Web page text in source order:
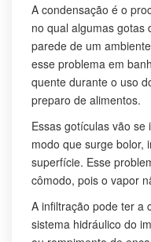
A condensação é o
no qual algumas gotas
parede de um
esse problema em
quente durante o uso
preparo de alimentos.
Essas gotículas vão
modo que surge bolor,
superfície. Esse
cômodo, pois o vapor
A infiltração pode ter a
sistema hidráulico do